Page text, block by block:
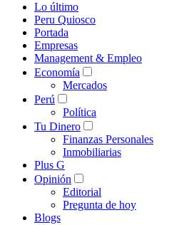
Lo último
Peru Quiosco
Portada
Empresas
Management & Empleo
Economía
Mercados
Perú
Política
Tu Dinero
Finanzas Personales
Inmobiliarias
Plus G
Opinión
Editorial
Pregunta de hoy
Blogs